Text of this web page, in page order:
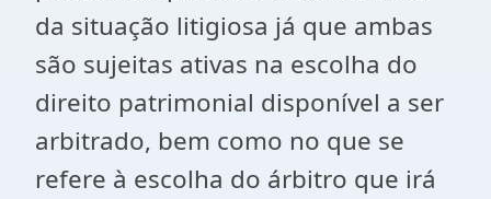
da situação litigiosa já que ambas
são sujeitas ativas na escolha do
direito patrimonial disponível a ser
arbitrado, bem como no que se
refere à escolha do árbitro que irá